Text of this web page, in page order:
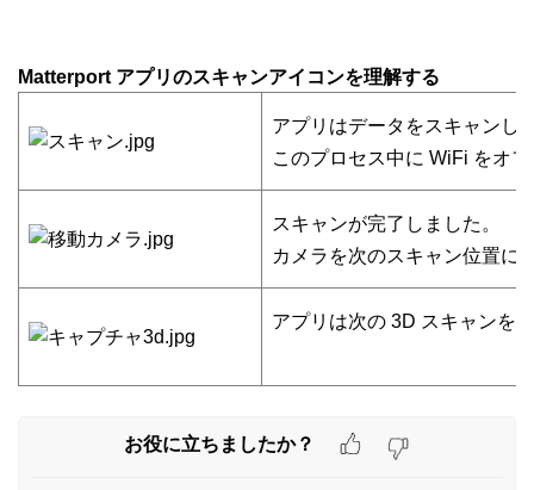
Matterport アプリのスキャンアイコンを理解する
アプリはデータをスキャンし
このプロセス中に WiFi をオ
スキャンが完了しました。
カメラを次のスキャン位置に
アプリは次の 3D スキャンを
お役に立ちましたか？